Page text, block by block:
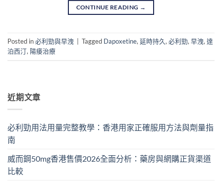
CONTINUE READING →
Posted in必利勁與早洩 Tagged Dapoxetine,延時持久,必利勁,早洩,達
泊西汀, 陽痿治療
近期文章
必利勁用法用量完整教學：香港用家正確服用方法與劑量指
南
威而鋼50mg香港售價2026全面分析：藥房與網購正貨渠道
比較